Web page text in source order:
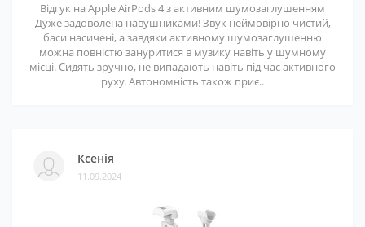
Відгук на Apple AirPods 4 з активним шумозаглушенням
Дуже задоволена навушниками! Звук неймовірно чистий,
баси насичені, а завдяки активному шумозаглушенню
можна повністю зануритися в музику навіть у шумному
місці. Сидять зручно, не випадають навіть під час активного
руху. Автономність також приє..
Ксенія
11.09.2024